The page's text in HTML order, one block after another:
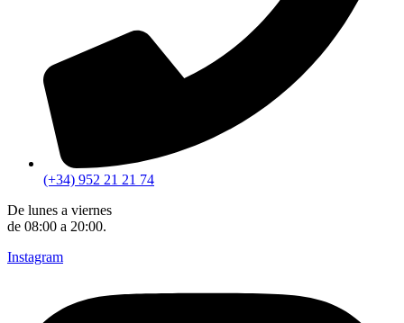
(+34) 952 21 21 74
De lunes a viernes
de 08:00 a 20:00.
Instagram